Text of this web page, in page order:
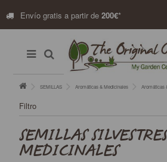
Envío gratis a partir de 200€*
SEMILLAS Aromáticas & Medicinales Aromáticas
Filtro
SEMILLAS
MEDICINALES